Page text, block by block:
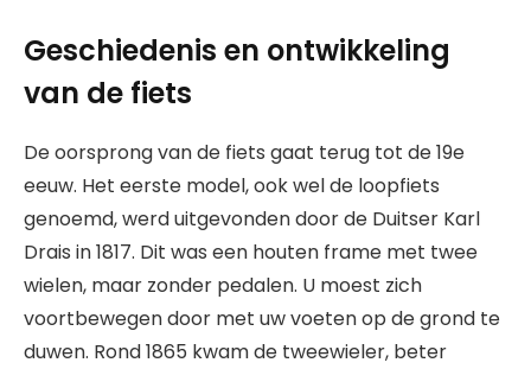
Geschiedenis en ontwikkeling
van de fiets
De oorsprong van de fiets gaat terug tot de 19e
eeuw. Het eerste model, ook wel de loopfiets
genoemd, werd uitgevonden door de Duitser Karl
Drais in 1817. Dit was een houten frame met twee
wielen, maar zonder pedalen. U moest zich
voortbewegen door met uw voeten op de grond te
duwen. Rond 1865 kwam de tweewieler, beter